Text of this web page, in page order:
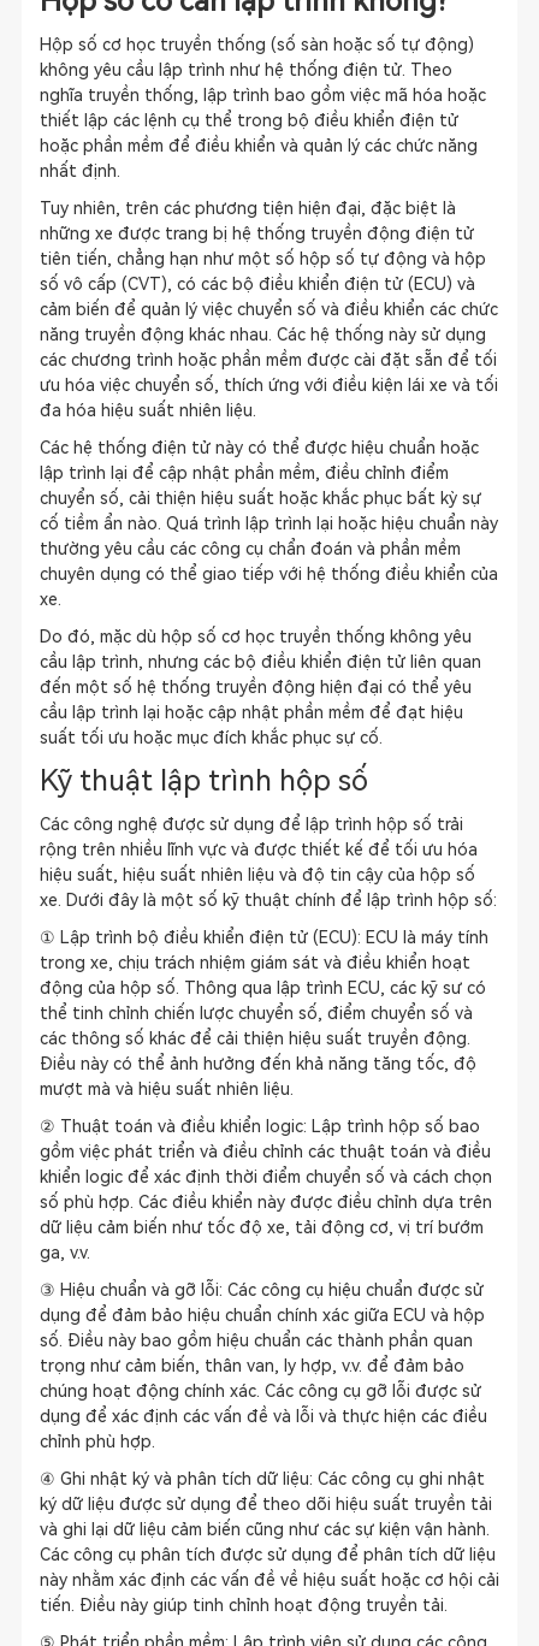
Hộp số cơ học truyền thống (số sàn hoặc số tự động)
không yêu cầu lập trình như hệ thống điện tử. Theo
nghĩa truyền thống, lập trình bao gồm việc mã hóa hoặc
thiết lập các lệnh cụ thể trong bộ điều khiển điện tử
hoặc phần mềm để điều khiển và quản lý các chức năng
nhất định.
Tuy nhiên, trên các phương tiện hiện đại, đặc biệt là
những xe được trang bị hệ thống truyền động điện tử
tiên tiến, chẳng hạn như một số hộp số tự động và hộp
số vô cấp (CVT), có các bộ điều khiển điện tử (ECU) và
cảm biến để quản lý việc chuyển số và điều khiển các chức
năng truyền động khác nhau. Các hệ thống này sử dụng
các chương trình hoặc phần mềm được cài đặt sẵn để tối
ưu hóa việc chuyển số, thích ứng với điều kiện lái xe và tối
đa hóa hiệu suất nhiên liệu.
Các hệ thống điện tử này có thể được hiệu chuẩn hoặc
lập trình lại để cập nhật phần mềm, điều chỉnh điểm
chuyển số, cải thiện hiệu suất hoặc khắc phục bất kỳ sự
cố tiềm ẩn nào. Quá trình lập trình lại hoặc hiệu chuẩn này
thường yêu cầu các công cụ chẩn đoán và phần mềm
chuyên dụng có thể giao tiếp với hệ thống điều khiển của
xe.
Do đó, mặc dù hộp số cơ học truyền thống không yêu
cầu lập trình, nhưng các bộ điều khiển điện tử liên quan
đến một số hệ thống truyền động hiện đại có thể yêu
cầu lập trình lại hoặc cập nhật phần mềm để đạt hiệu
suất tối ưu hoặc mục đích khắc phục sự cố.
Kỹ thuật lập trình hộp số
Các công nghệ được sử dụng để lập trình hộp số trải
rộng trên nhiều lĩnh vực và được thiết kế để tối ưu hóa
hiệu suất, hiệu suất nhiên liệu và độ tin cậy của hộp số
xe. Dưới đây là một số kỹ thuật chính để lập trình hộp số:
① Lập trình bộ điều khiển điện tử (ECU): ECU là máy tính
trong xe, chịu trách nhiệm giám sát và điều khiển hoạt
động của hộp số. Thông qua lập trình ECU, các kỹ sư có
thể tinh chỉnh chiến lược chuyển số, điểm chuyển số và
các thông số khác để cải thiện hiệu suất truyền động.
Điều này có thể ảnh hưởng đến khả năng tăng tốc, độ
mượt mà và hiệu suất nhiên liệu.
② Thuật toán và điều khiển logic: Lập trình hộp số bao
gồm việc phát triển và điều chỉnh các thuật toán và điều
khiển logic để xác định thời điểm chuyển số và cách chọn
số phù hợp. Các điều khiển này được điều chỉnh dựa trên
dữ liệu cảm biến như tốc độ xe, tải động cơ, vị trí bướm
ga, v.v.
③ Hiệu chuẩn và gỡ lỗi: Các công cụ hiệu chuẩn được sử
dụng để đảm bảo hiệu chuẩn chính xác giữa ECU và hộp
số. Điều này bao gồm hiệu chuẩn các thành phần quan
trọng như cảm biến, thân van, ly hợp, v.v. để đảm bảo
chúng hoạt động chính xác. Các công cụ gỡ lỗi được sử
dụng để xác định các vấn đề và lỗi và thực hiện các điều
chỉnh phù hợp.
④ Ghi nhật ký và phân tích dữ liệu: Các công cụ ghi nhật
ký dữ liệu được sử dụng để theo dõi hiệu suất truyền tải
và ghi lại dữ liệu cảm biến cũng như các sự kiện vận hành.
Các công cụ phân tích được sử dụng để phân tích dữ liệu
này nhằm xác định các vấn đề về hiệu suất hoặc cơ hội cải
tiến. Điều này giúp tinh chỉnh hoạt động truyền tải.